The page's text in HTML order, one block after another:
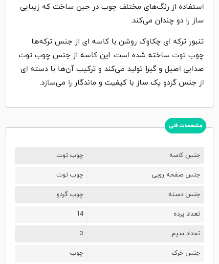
استفاده از رنگ‌های مختلف چوب در حین ساخت که زیبایی
ساز را دو چندان می‌کند.
تنبور ترکه ای چکاوک روشن با کاسه ای از جنس ترکه‌ها
چوب توت ساخته شده است. این کاسه از جنس چوب توت
صدایی اصیل و گیرا تولید می‌کند و ترکیب آن‌ها با دسته ای
از جنس گردو یک ساز با کیفیت و ماندگار را می‌سازد.
مشخصات فنی
جنس کاسه چوب توت
جنس صفحه رویی چوب توت
جنس دسته چوب گردو
تعداد پرده 14
تعداد سیم 3
جنس خرک چوب